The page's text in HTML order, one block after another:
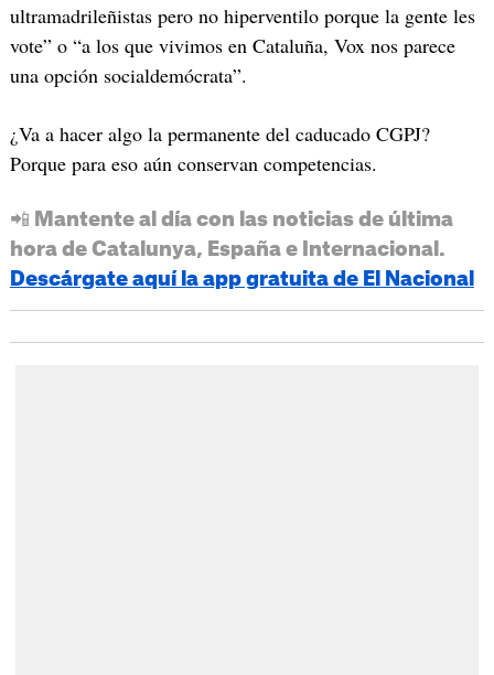
ultramadrileñistas pero no hiperventilo porque la gente les
vote” o “a los que vivimos en Cataluña, Vox nos parece
una opción socialdemócrata”.
¿Va a hacer algo la permanente del caducado CGPJ?
Porque para eso aún conservan competencias.
📲 Mantente al día con las noticias de última
hora de Catalunya, España e Internacional.
Descárgate aquí la app gratuita de El Nacional